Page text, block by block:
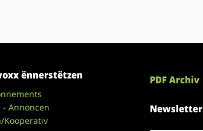
ënnerstëtzen
- Annoncen
Kooperativ
PDF Archiv
Newsletter